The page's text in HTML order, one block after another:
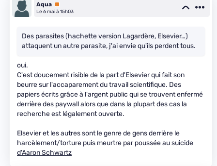
Aqua Premium
Le 6 mai à 15h03
Des parasites (hachette version Lagardère, Elsevier…)
attaquent un autre parasite, j'ai envie qu'ils perdent tous.
oui.
C'est doucement risible de la part d'Elsevier qui fait son
beurre sur l'accaparement du travail scientifique. Des
papiers écrits grâce à l'argent public qui se trouvent enfermé
derrière des paywall alors que dans la plupart des cas la
recherche est légalement ouverte.
Elsevier et les autres sont le genre de gens derrière le
harcèlement/torture puis meurtre par poussée au suicide
d'Aaron Schwartz